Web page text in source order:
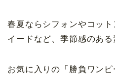
春夏ならシフォンやコッ
イードなど、季節感のある
お気に入りの「勝負ワン